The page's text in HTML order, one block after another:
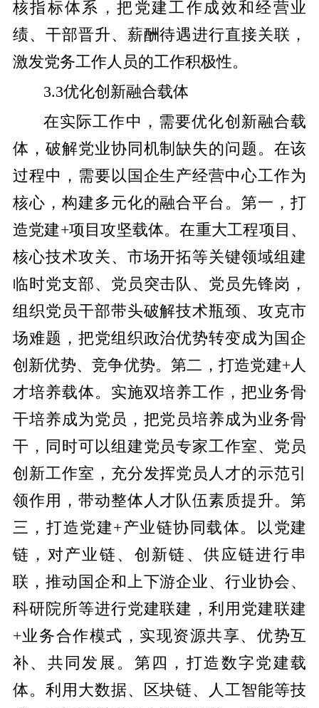
核指标体系，把党建工作成效和经营业
绩、干部晋升、薪酬待遇进行直接关联，
激发党务工作人员的工作积极性。
3.3优化创新融合载体
在实际工作中，需要优化创新融合载
体，破解党业协同机制缺失的问题。在该
过程中，需要以国企生产经营中心工作为
核心，构建多元化的融合平台。第一，打
造党建+项目攻坚载体。在重大工程项目、
核心技术攻关、市场开拓等关键领域组建
临时党支部、党员突击队、党员先锋岗，
组织党员干部带头破解技术瓶颈、攻克市
场难题，把党组织政治优势转变成为国企
创新优势、竞争优势。第二，打造党建+人
才培养载体。实施双培养工作，把业务骨
干培养成为党员，把党员培养成为业务骨
干，同时可以组建党员专家工作室、党员
创新工作室，充分发挥党员人才的示范引
领作用，带动整体人才队伍素质提升。第
三，打造党建+产业链协同载体。以党建
链，对产业链、创新链、供应链进行串
联，推动国企和上下游企业、行业协会、
科研院所等进行党建联建，利用党建联建
+业务合作模式，实现资源共享、优势互
补、共同发展。第四，打造数字党建载
体。利用大数据、区块链、人工智能等技